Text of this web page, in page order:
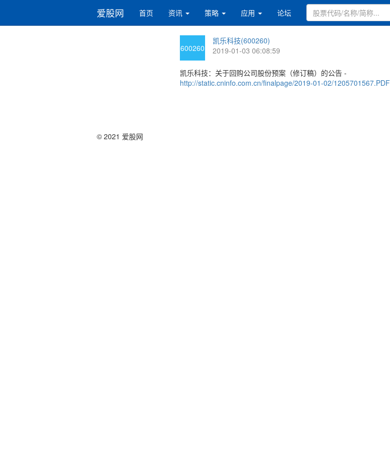
爱股网 首页 资讯 策略 应用 论坛
600260
凯乐科技(600260)
2019-01-03 06:08:59
凯乐科技：关于回购公司股份预案（修订稿）的公告 -
http://static.cninfo.com.cn/finalpage/2019-01-02/1205701567.PDF
© 2021 爱股网